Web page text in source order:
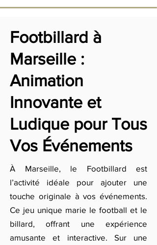
Footbillard à
Marseille :
Animation
Innovante et
Ludique pour Tous
Vos Événements
À Marseille, le Footbillard est
l’activité idéale pour ajouter une
touche originale à vos événements.
Ce jeu unique marie le football et le
billard, offrant une expérience
amusante et interactive. Sur une